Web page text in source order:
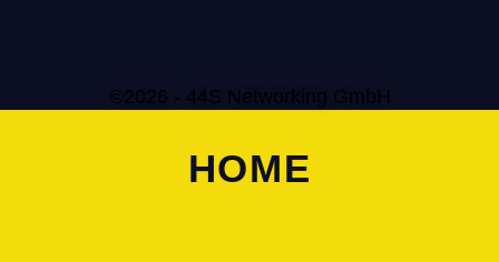
©2026 - 44S Networking GmbH
HOME